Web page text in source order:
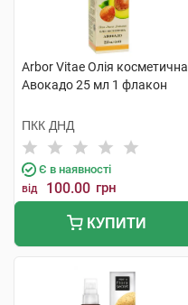
Arbor Vitae Олія косметична
Авокадо 25 мл 1 флакон
ПКК ДНД
Є в наявності
від 100.00 грн
КУПИТИ